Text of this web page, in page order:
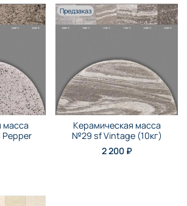
масса
Предзаказ
Керамическая масса
№29 sf Vintage (10кг)
2 200 ₽